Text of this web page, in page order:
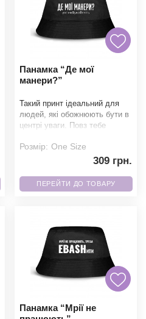
Панамка “Де мої
манери?”
Такий принт ідеальний для
людей, які обожнюють бути в
центрі уваги. Повз тебе
Наші панамки
Розмір: One Size
309 грн.
ПЕРЕЙТИ ДО ТОВАРУ
Панамка “Мрії не